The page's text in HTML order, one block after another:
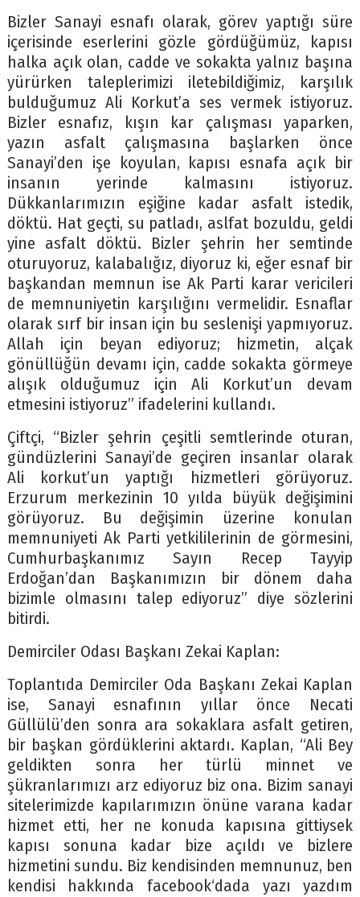
Bizler Sanayi esnafı olarak, görev yaptığı süre
içerisinde eserlerini gözle gördüğümüz, kapısı
halka açık olan, cadde ve sokakta yalnız başına
yürürken taleplerimizi iletebildiğimiz, karşılık
bulduğumuz Ali Korkut’a ses vermek istiyoruz.
Bizler esnafız, kışın kar çalışması yaparken,
yazın asfalt çalışmasına başlarken önce
Sanayi’den işe koyulan, kapısı esnafa açık bir
insanın yerinde kalmasını istiyoruz.
Dükkanlarımızın eşiğine kadar asfalt istedik,
döktü. Hat geçti, su patladı, aslfat bozuldu, geldi
yine asfalt döktü. Bizler şehrin her semtinde
oturuyoruz, kalabalığız, diyoruz ki, eğer esnaf bir
başkandan memnun ise Ak Parti karar vericileri
de memnuniyetin karşılığını vermelidir. Esnaflar
olarak sırf bir insan için bu seslenişi yapmıyoruz.
Allah için beyan ediyoruz; hizmetin, alçak
gönüllüğün devamı için, cadde sokakta görmeye
alışık olduğumuz için Ali Korkut’un devam
etmesini istiyoruz” ifadelerini kullandı.
Çiftçi, “Bizler şehrin çeşitli semtlerinde oturan,
gündüzlerini Sanayi’de geçiren insanlar olarak
Ali korkut’un yaptığı hizmetleri görüyoruz.
Erzurum merkezinin 10 yılda büyük değişimini
görüyoruz. Bu değişimin üzerine konulan
memnuniyeti Ak Parti yetkililerinin de görmesini,
Cumhurbaşkanımız Sayın Recep Tayyip
Erdoğan’dan Başkanımızın bir dönem daha
bizimle olmasını talep ediyoruz” diye sözlerini
bitirdi.
Demirciler Odası Başkanı Zekai Kaplan:
Toplantıda Demirciler Oda Başkanı Zekai Kaplan
ise, Sanayi esnafının yıllar önce Necati
Güllülü’den sonra ara sokaklara asfalt getiren,
bir başkan gördüklerini aktardı. Kaplan, “Ali Bey
geldikten sonra her türlü minnet ve
şükranlarımızı arz ediyoruz biz ona. Bizim sanayi
sitelerimizde kapılarımızın önüne varana kadar
hizmet etti, her ne konuda kapısına gittiysek
kapısı sonuna kadar bize açıldı ve bizlere
hizmetini sundu. Biz kendisinden memnunuz, ben
kendisi hakkında facebook‘dada yazı yazdım